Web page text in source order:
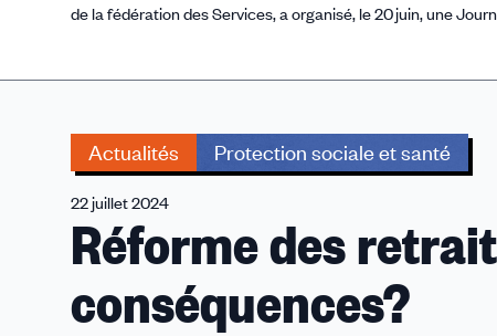
de la fédération des Services, a organisé, le 20 juin, une
Actualités Protection sociale et santé
22 juillet 2024
Réforme des
conséquences?